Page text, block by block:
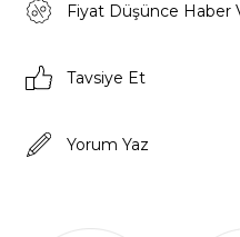
Fiyat Düşünce Haber
Tavsiye Et
Yorum Yaz